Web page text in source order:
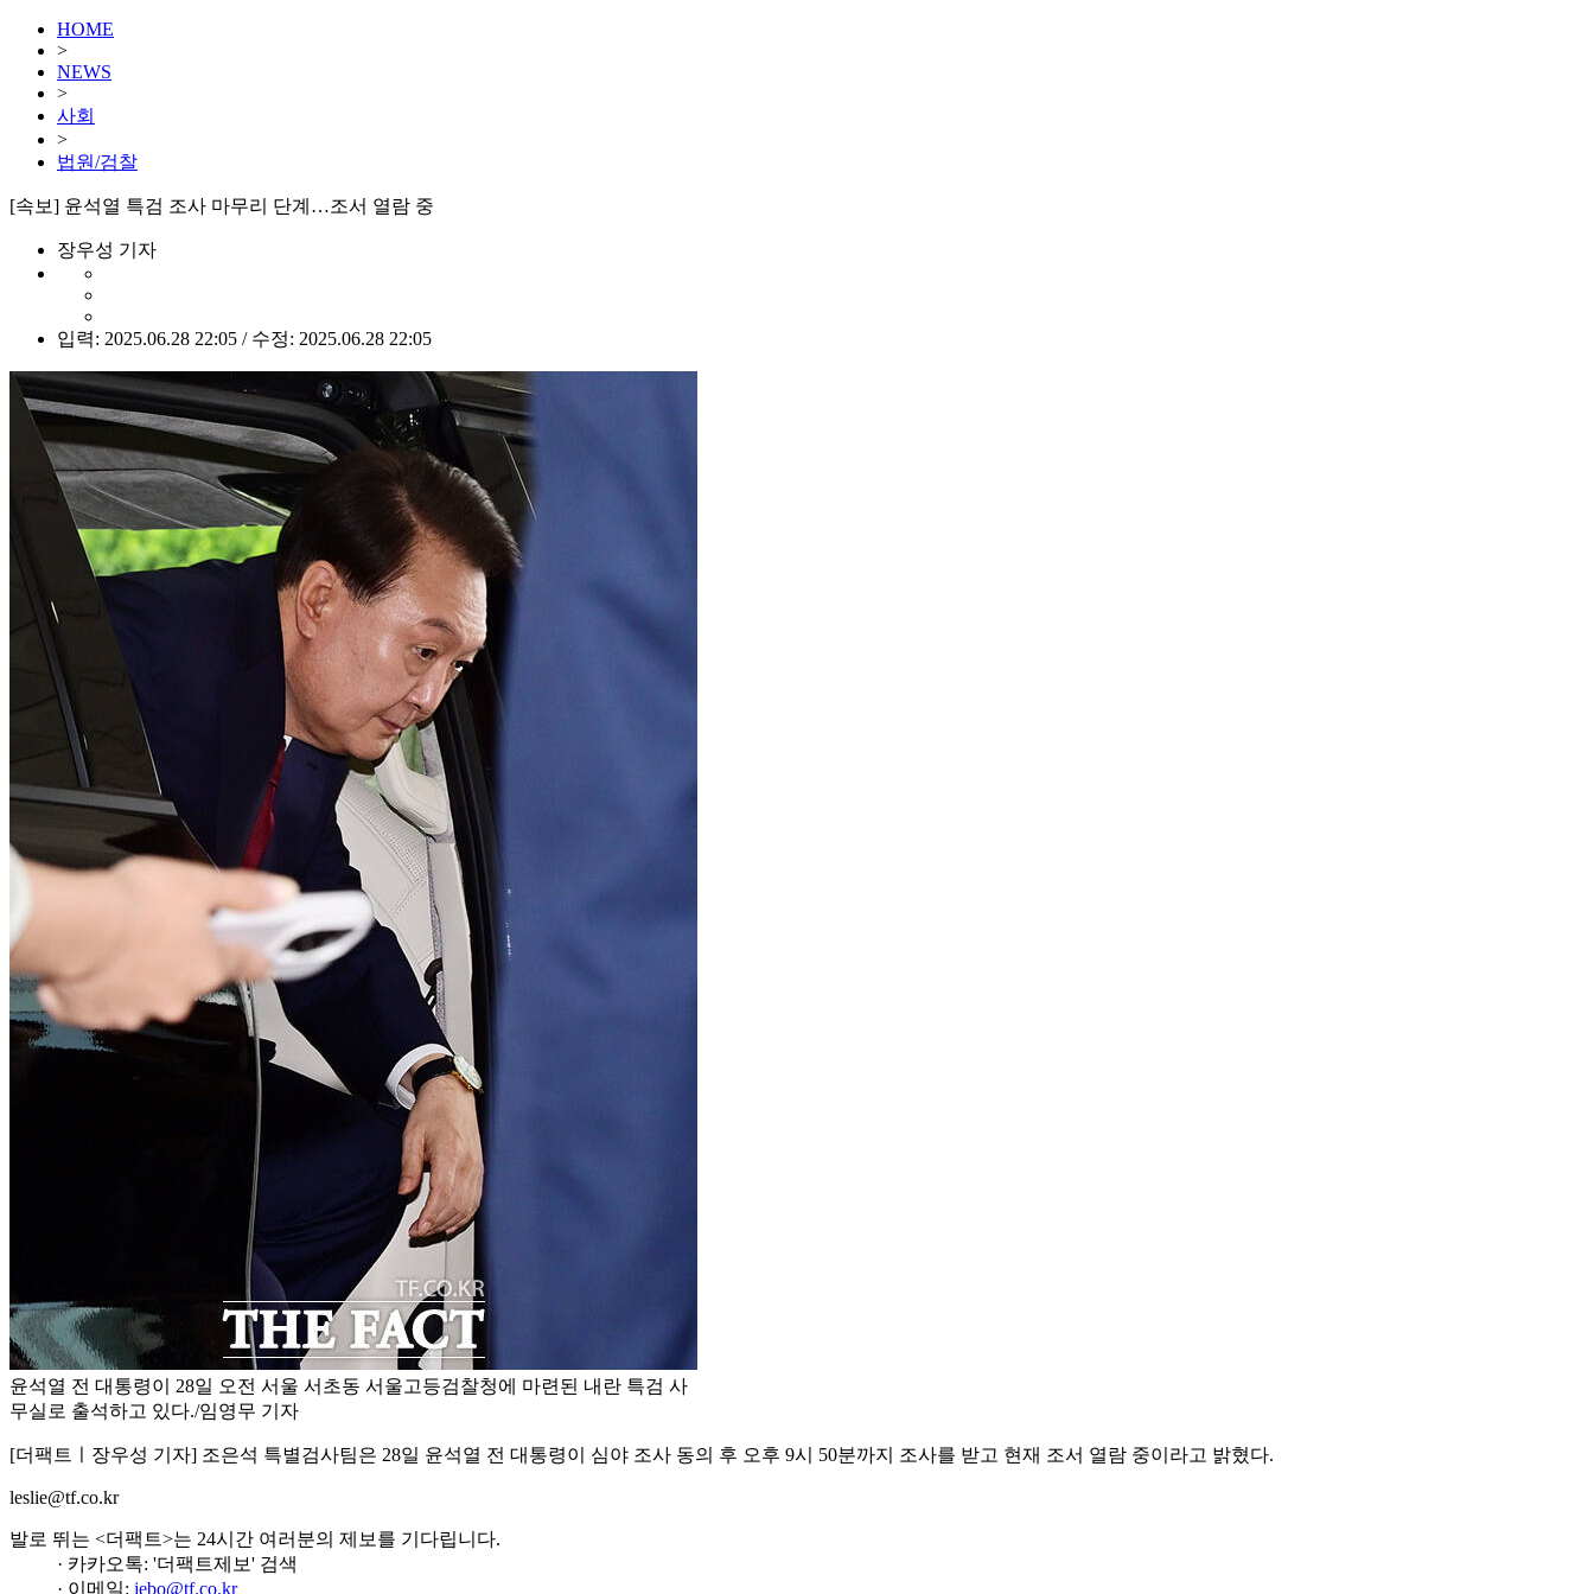
HOME
>
NEWS
>
사회
>
법원/검찰
[속보] 윤석열 특검 조사 마무리 단계…조서 열람 중
장우성 기자
입력: 2025.06.28 22:05 / 수정: 2025.06.28 22:05
윤석열 전 대통령이 28일 오전 서울 서초동 서울고등검찰청에 마련된 내란 특검 사
무실로 출석하고 있다./임영무 기자
[더팩트ㅣ장우성 기자] 조은석 특별검사팀은 28일 윤석열 전 대통령이 심야 조사 동의 후 오후 9시 50분까지 조사를 받고 현재 조서 열람 중이라고 밝혔다.
leslie@tf.co.kr
발로 뛰는 <더팩트>는 24시간 여러분의 제보를 기다립니다.
· 카카오톡: '더팩트제보' 검색
· 이메일: jebo@tf.co.kr